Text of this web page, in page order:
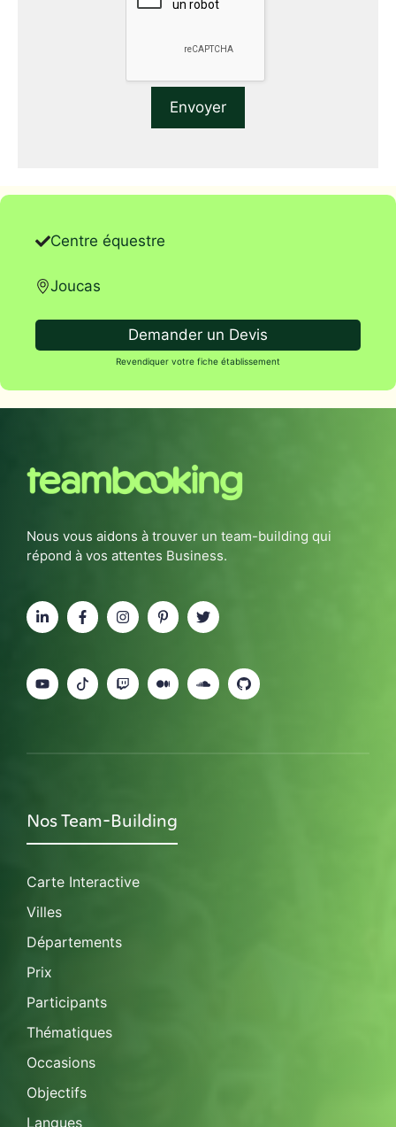
Centre équestre
Joucas
Demander un Devis
Revendiquer votre fiche établissement
Nous vous aidons à trouver un team-building qui
répond à vos attentes Business.
Nos Team-Building
Carte Interactive
Villes
Départements
Prix
Participants
Thématiques
Occasions
Objectifs
Langues